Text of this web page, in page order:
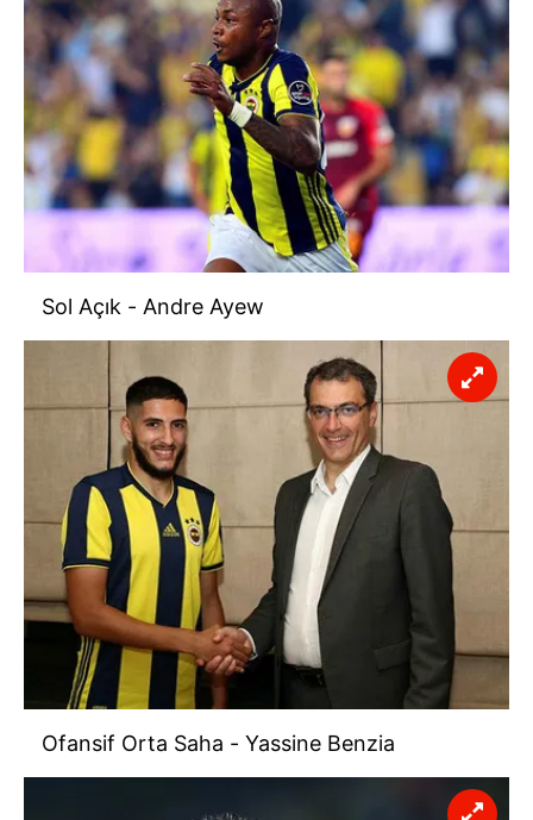
Sol Açık - Andre Ayew
Ofansif Orta Saha - Yassine Benzia